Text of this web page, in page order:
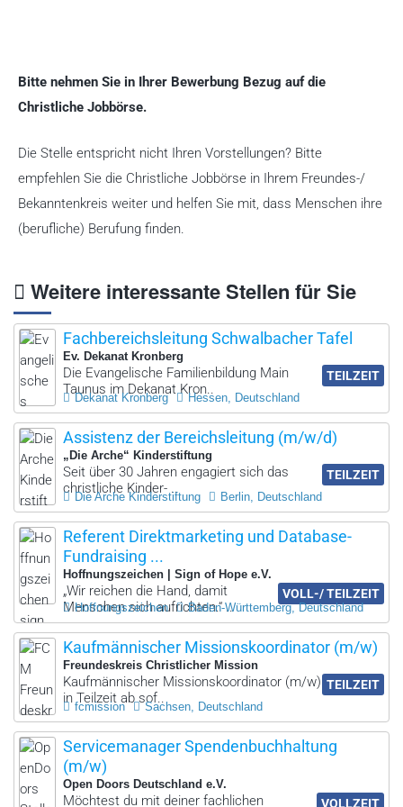
e
e
n
Bitte nehmen Sie in Ihrer Bewerbung Bezug auf die
Christliche Jobbörse.
Die Stelle entspricht nicht Ihren Vorstellungen? Bitte
empfehlen Sie die Christliche Jobbörse in Ihrem Freundes-/
Bekanntenkreis weiter und helfen Sie mit, dass Menschen ihre
(berufliche) Berufung finden.
Weitere interessante Stellen für Sie
Fachbereichsleitung Schwalbacher Tafel
Ev. Dekanat Kronberg
TEILZEIT
Die Evangelische Familienbildung Main
Taunus im Dekanat Kron..
Dekanat Kronberg Hessen, Deutschland
Assistenz der Bereichsleitung (m/w/d)
„Die Arche“ Kinderstiftung
TEILZEIT
Seit über 30 Jahren engagiert sich das
christliche Kinder- ..
Die Arche Kinderstiftung Berlin, Deutschland
Referent Direktmarketing und Database-
Fundraising ...
Hoffnungszeichen | Sign of Hope e.V.
VOLL-/ TEILZEIT
„Wir reichen die Hand, damit
Menschen sich aufrichten.“ ..
Hoffnungszeichen Baden-Württemberg, Deutschland
Kaufmännischer Missionskoordinator (m/w)
Freundeskreis Christlicher Mission
TEILZEIT
Kaufmännischer Missionskoordinator (m/w)
in Teilzeit ab sof..
fcmission Sachsen, Deutschland
Servicemanager Spendenbuchhaltung
(m/w)
Open Doors Deutschland e.V.
VOLLZEIT
Möchtest du mit deiner fachlichen